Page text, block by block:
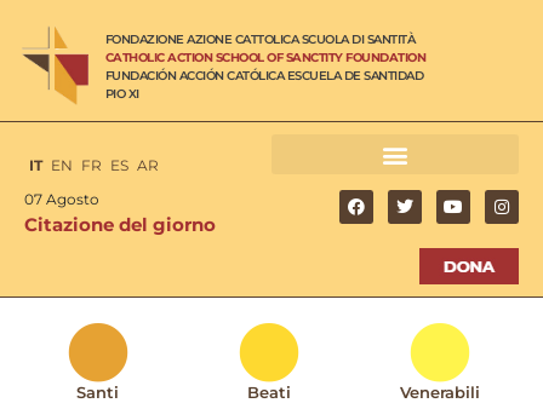
FONDAZIONE AZIONE CATTOLICA SCUOLA DI SANTITÀ
CATHOLIC ACTION SCHOOL OF SANCTITY FOUNDATION
FUNDACIÓN ACCIÓN CATÓLICA ESCUELA DE SANTIDAD
PIO XI
IT EN FR ES AR
07 Agosto
Citazione del giorno
Santi Beati Venerabili